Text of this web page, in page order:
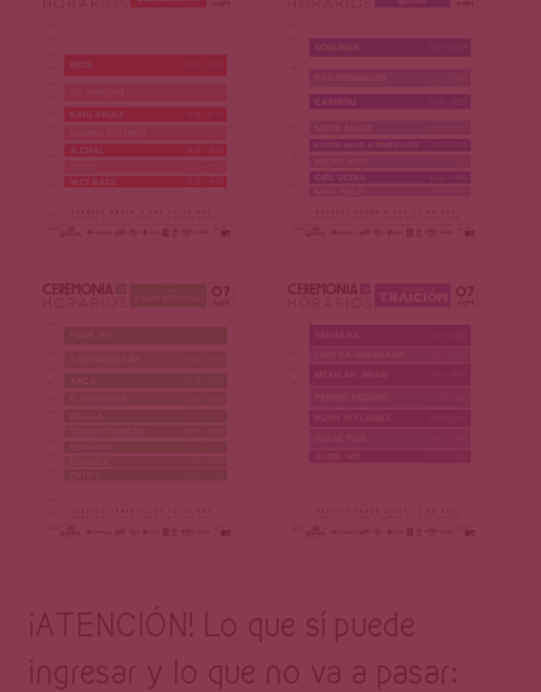
¡ATENCIÓN! Lo que sí puede
ingresar y lo que no va a pasar: